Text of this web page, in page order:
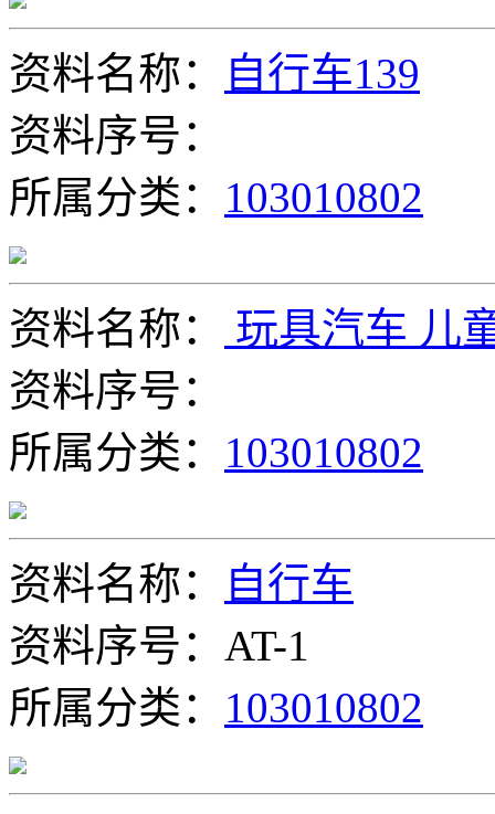
资料名称：
自行车139
资料序号：
所属分类： 103010802
资料名称：
玩具汽车 儿
资料序号：
所属分类： 103010802
资料名称：
自行车
资料序号：AT-1
所属分类： 103010802